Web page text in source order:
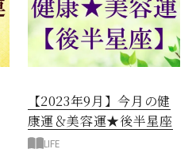
【2023年9月】今月の健
康運＆美容運★後半星座
LIFE